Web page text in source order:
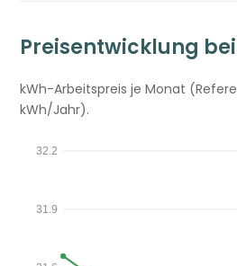
Preisentwicklung bei
kWh-Arbeitspreis je Monat
kWh/Jahr).